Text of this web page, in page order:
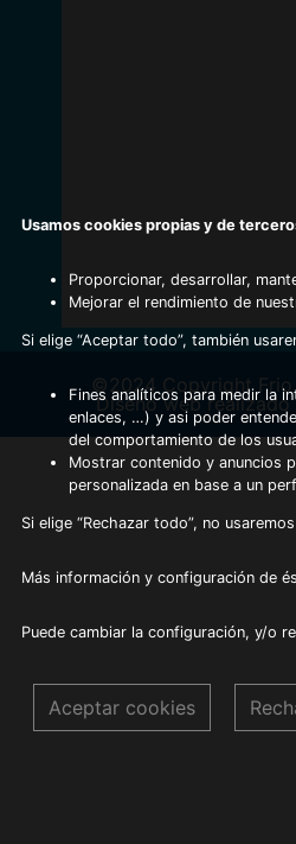
©2024 Copyright Frio
Diseño web
Usamos cookies propias y de
Proporcionar, desarrollar,
Mejorar el rendimiento de
Si elige “Aceptar todo”, también
Fines analíticos para medir la
enlaces, …) y asi poder
del comportamiento de los
Mostrar contenido y anuncios
personalizada en base a un
Si elige “Rechazar todo”, no
Más información y configuración de
Puede cambiar la configuración, y/o
Aceptar cookies